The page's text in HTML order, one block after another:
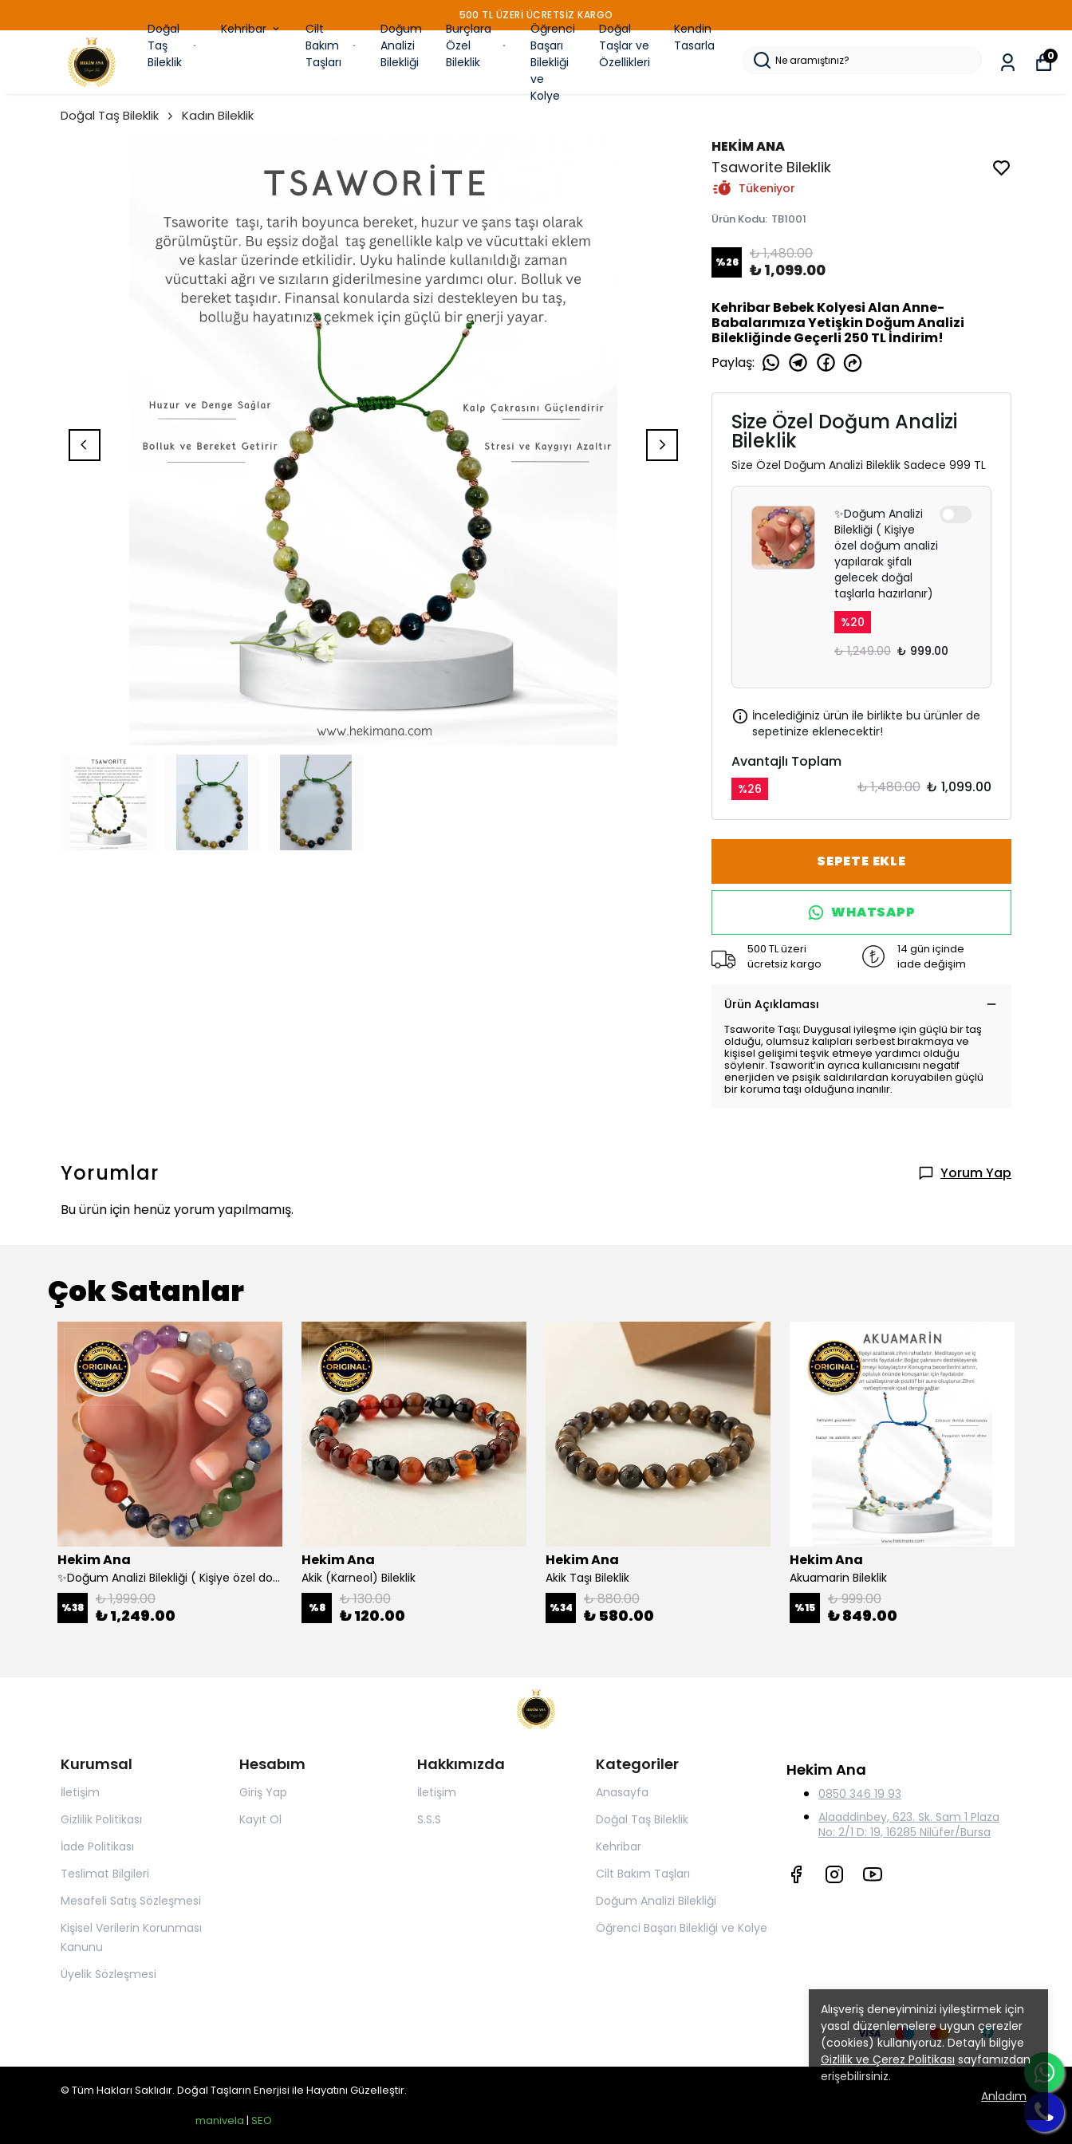
500 TL ÜZERİ ÜCRETSİZ KARGO
Doğal
Taş
Bileklik
Kehribar
Cilt
Bakım
Taşları
Doğum
Analizi
Bilekliği
Burçlara
Özel
Bileklik
Öğrenci
Başarı
Bilekliği
ve
Kolye
Doğal
Taşlar ve
Özellikleri
Kendin
Tasarla
0
Alışveriş deneyiminizi iyileştirmek için
yasal düzenlemelere uygun çerezler
(cookies) kullanıyoruz. Detaylı bilgiye
Gizlilik ve Çerez Politikası sayfamızdan
erişebilirsiniz.
Anladım
Doğal Taş Bileklik Kadın Bileklik
HEKİM ANA
Tsaworite Bileklik
Tükeniyor
Ürün Kodu: TB1001
%26 ₺ 1,480.00
₺ 1,099.00
Kehribar Bebek Kolyesi Alan Anne-
Babalarımıza Yetişkin Doğum Analizi
Bilekliğinde Geçerli 250 TL İndirim!
Paylaş:
Size Özel Doğum Analizi
Bileklik
Size Özel Doğum Analizi Bileklik Sadece 999 TL
✨Doğum Analizi
Bilekliği ( Kişiye
özel doğum analizi
yapılarak şifalı
gelecek doğal
taşlarla hazırlanır)
%20
₺ 1,249.00 ₺ 999.00
İncelediğiniz ürün ile birlikte bu ürünler de
sepetinize eklenecektir!
Avantajlı Toplam
%26 ₺ 1,480.00 ₺ 1,099.00
SEPETE EKLE
WHATSAPP
500 TL üzeri
ücretsiz kargo
14 gün içinde
iade değişim
Ürün Açıklaması
Tsaworite Taşı; Duygusal iyileşme için güçlü bir taş
olduğu, olumsuz kalıpları serbest bırakmaya ve
kişisel gelişimi teşvik etmeye yardımcı olduğu
söylenir. Tsaworit’in ayrıca kullanıcısını negatif
enerjiden ve psişik saldırılardan koruyabilen güçlü
bir koruma taşı olduğuna inanılır.
Yorumlar
Yorum Yap
Bu ürün için henüz yorum yapılmamış.
Çok Satanlar
Hekim Ana
✨Doğum Analizi Bilekliği ( Kişiye özel doğum analizi yapılarak şifalı gelecek doğal taşlarla hazırlanır)
%38 ₺ 1,999.00
₺ 1,249.00
Hekim Ana
Akik (Karneol) Bileklik
%8 ₺ 130.00
₺ 120.00
Hekim Ana
Akik Taşı Bileklik
%34 ₺ 880.00
₺ 580.00
Hekim Ana
Akuamarin Bileklik
%15 ₺ 999.00
₺ 849.00
Kurumsal
İletişim
Gizlilik Politikası
İade Politikası
Teslimat Bilgileri
Mesafeli Satış Sözleşmesi
Kişisel Verilerin Korunması
Kanunu
Üyelik Sözleşmesi
Hesabım
Giriş Yap
Kayıt Ol
Hakkımızda
İletişim
S.S.S
Kategoriler
Anasayfa
Doğal Taş Bileklik
Kehribar
Cilt Bakım Taşları
Doğum Analizi Bilekliği
Öğrenci Başarı Bilekliği ve Kolye
Hekim Ana
0850 346 19 93
Alaaddinbey, 623. Sk. Sam 1 Plaza
No: 2/1 D: 19, 16285 Nilüfer/Bursa
© Tüm Hakları Saklıdır. Doğal Taşların Enerjisi ile Hayatını Güzelleştir.
manivela | SEO